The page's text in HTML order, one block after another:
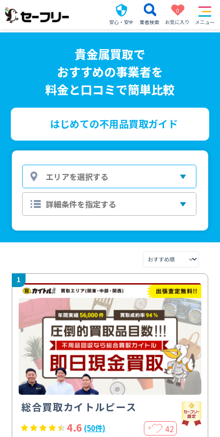
安心・安全 業者検索
0
お気に入り
メニュー
貴金属買取で
おすすめの事業者を
料金と口コミで簡単比較
はじめての不用品買取ガイド
1
総合買取カイトルピース
4.6 (50件) ＋ 42